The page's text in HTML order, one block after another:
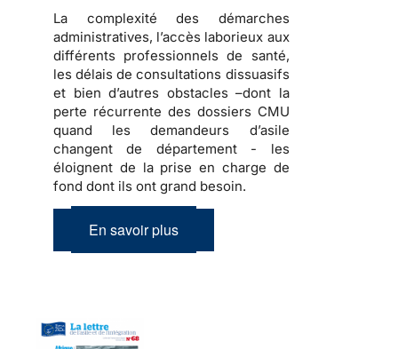
La complexité des démarches
administratives, l’accès laborieux aux
différents professionnels de santé,
les délais de consultations dissuasifs
et bien d’autres obstacles –dont la
perte récurrente des dossiers CMU
quand les demandeurs d’asile
changent de département - les
éloignent de la prise en charge de
fond dont ils ont grand besoin.
En savoir plus